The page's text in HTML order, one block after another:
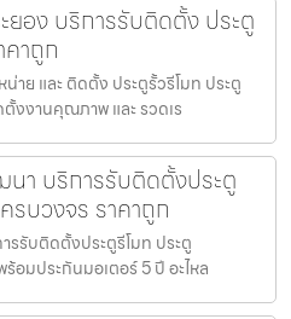
ยอง บริการรับติดตั้ง ประตู
คาถูก
าย และ ติดตั้ง ประตูรั้วรีโมท ประตู
งงานคุณภาพ และ รวดเร
า บริการรับติดตั้งประตู
รบวงจร ราคาถูก
รับติดตั้งประตูรีโมท ประตู
อมประกันมอเตอร์ 5 ปี อะไหล